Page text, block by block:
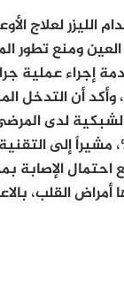
الليزر لعلاج
ومنع تطور
إجراء عملية
أن التدخل
لدى
تصل إلى 90%، مشيراً
احتمال الإصابة
أمراض القلب،